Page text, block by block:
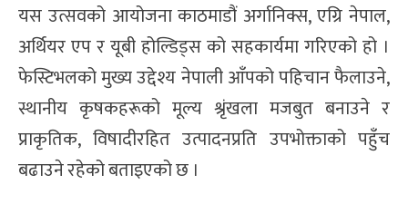
यस उत्सवको आयोजना काठमाडौं अर्गानिक्स, एग्रि नेपाल,
अर्थियर एप र यूबी होल्डिड्स को सहकार्यमा गरिएको हो ।
फेस्टिभलको मुख्य उद्देश्य नेपाली आँपको पहिचान फैलाउने,
स्थानीय कृषकहरूको मूल्य श्रृंखला मजबुत बनाउने र
प्राकृतिक, विषादीरहित उत्पादनप्रति उपभोक्ताको पहुँच
बढाउने रहेको बताइएको छ ।